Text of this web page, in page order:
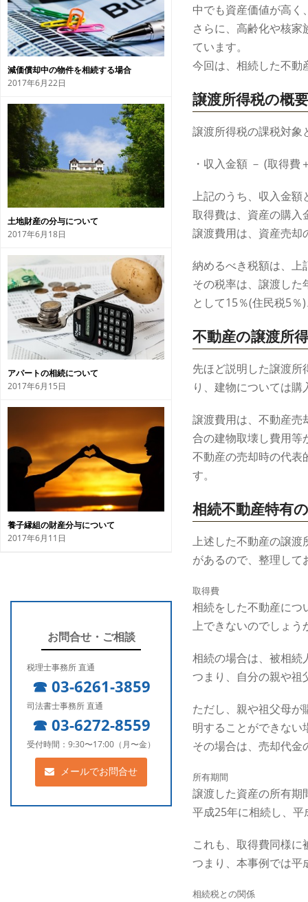
中でも資産価値が高
さらに、高齢化や核
ています。
今回は、相続した不動
譲渡所得税の概要
譲渡所得税の課税対象
・収入金額 － (取得
上記のうち、収入金額
取得費は、資産の購入
譲渡費用は、資産売却
納めるべき税額は、上
その税率は、譲渡し
として15％(住民税5
不動産の譲渡所
先ほど説明した譲渡
り、建物については
譲渡費用は、不動産売
合の建物取壊し費用等
不動産の売却時の代表
す。
相続不動産特有
上述した不動産の譲渡
があるので、整理して
取得費
相続をした不動産につ
上できないのでしょう
相続の場合は、被相続
つまり、自分の親や祖
ただし、親や祖父母
明することができない
その場合は、売却代
所有期間
譲渡した資産の所有期
平成25年に相続し、
これも、取得費同様
つまり、本事例では平
相続税との関係
減価償却中の物件を相続する場合
2017年6月22日
土地財産の分与について
2017年6月18日
アパートの相続について
2017年6月15日
養子縁組の財産分与について
2017年6月11日
お問合せ・ご相談
税理士事務所 直通
☎︎ 03-6261-3859
司法書士事務所 直通
☎︎ 03-6272-8559
受付時間：9:30〜17:00（月〜金）
メールでお問合せ